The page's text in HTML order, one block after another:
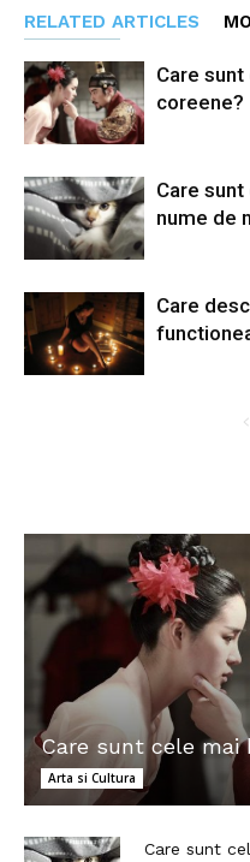
RELATED ARTICLES
Care
coreene?
Care
nume de
Care
Care sunt cele mai
Arta si Cultura
Care sunt